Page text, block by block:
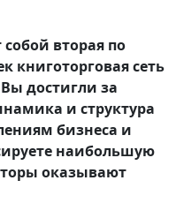
вторая по
книготорговая сеть
достигли за
и структура
бизнеса и
наибольшую
оказывают